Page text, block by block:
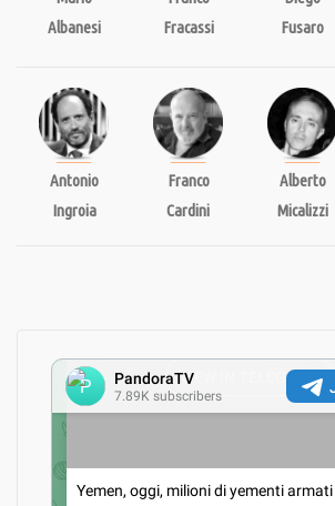
Odessa. Identikit di una strage
03/05/2018
La biblioteca di Pandora:
procura.” di Giacomo Gabellini
19/06/2016
Criminali al servizio di Kiev
Albanesi
Fracassi
Fusaro
Antonio
Ingroia
Franco
Cardini
Alberto
Micalizzi